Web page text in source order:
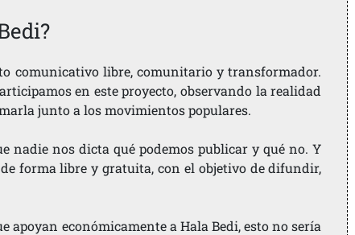
comunicativo libre, comunitario y transformador.
en este proyecto, observando la realidad
junto a los movimientos populares.
nadie nos dicta qué podemos publicar y qué no. Y
forma libre y gratuita, con el objetivo de difundir,
apoyan económicamente a Hala Bedi, esto no sería